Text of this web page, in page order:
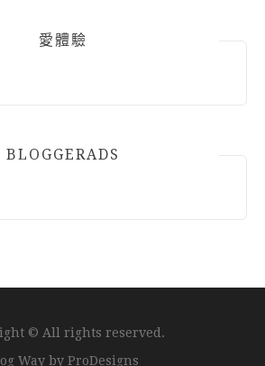
愛體驗
BLOGGERADS
© All rights reserved.
Way by ProDesigns